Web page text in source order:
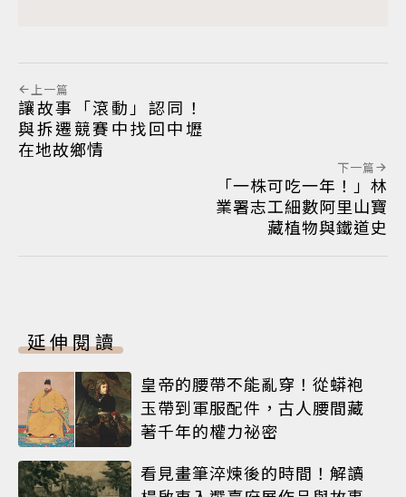
上一篇
讓故事「滾動」認同！
與拆遷競賽中找回中壢
在地故鄉情
下一篇
「一株可吃一年！」林
業署志工細數阿里山寶
藏植物與鐵道史
延伸閱讀
皇帝的腰帶不能亂穿！從蟒袍
玉帶到軍服配件，古人腰間藏
著千年的權力祕密
看見畫筆淬煉後的時間！解讀